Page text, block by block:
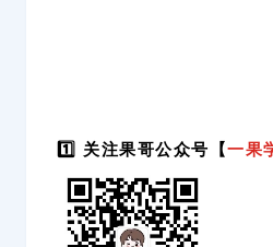
1️⃣ 关注果哥公众号【一果